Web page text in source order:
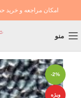
امکان مراجعه و خرید
منو
-2%
ویژه